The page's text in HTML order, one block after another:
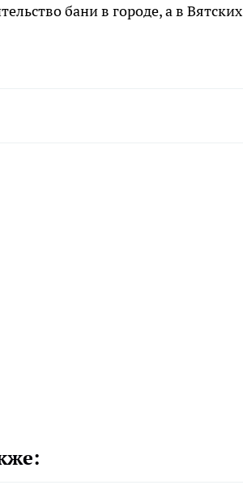
бани в городе, а в Вятских